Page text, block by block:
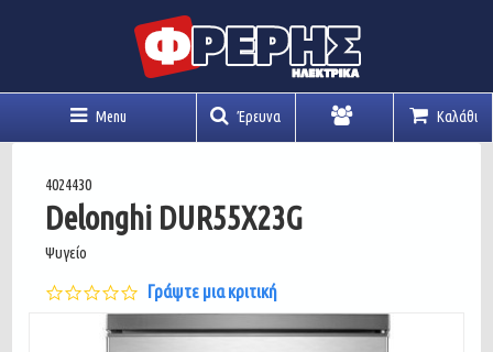
Menu Έρευνα Καλάθι
4024430
Delonghi DUR55X23G
Ψυγείο
0.0
star
rating
Γράψτε μια κριτική